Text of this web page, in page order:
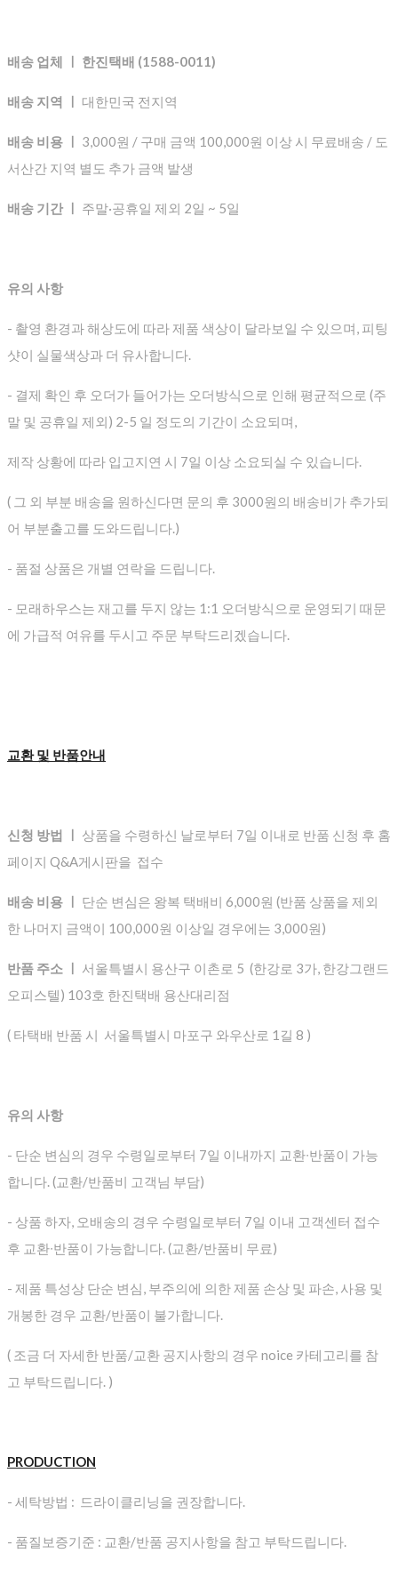
배송 업체 ㅣ 한진택배 (1588-0011)
배송 지역 ㅣ 대한민국 전지역
배송 비용 ㅣ 3,000원 / 구매 금액 100,000원 이상 시 무료배송 / 도
서산간 지역 별도 추가 금액 발생
배송 기간 ㅣ 주말·공휴일 제외 2일 ~ 5일
유의 사항
- 촬영 환경과 해상도에 따라 제품 색상이 달라보일 수 있으며, 피팅
샷이 실물색상과 더 유사합니다.
- 결제 확인 후 오더가 들어가는 오더방식으로 인해 평균적으로 (주
말 및 공휴일 제외) 2-5 일 정도의 기간이 소요되며,
제작 상황에 따라 입고지연 시 7일 이상 소요되실 수 있습니다.
( 그 외 부분 배송을 원하신다면 문의 후 3000원의 배송비가 추가되
어 부분출고를 도와드립니다.)
- 품절 상품은 개별 연락을 드립니다.
- 모래하우스는 재고를 두지 않는 1:1 오더방식으로 운영되기 때문
에 가급적 여유를 두시고 주문 부탁드리겠습니다.
교환 및 반품안내
신청 방법 ㅣ 상품을 수령하신 날로부터 7일 이내로 반품 신청 후 홈
페이지 Q&A게시판을 접수
배송 비용 ㅣ
단순 변심은 왕복 택배비 6,000원 (반품 상품을 제외
한 나머지 금액이 100,000원 이상일 경우에는 3,000원)
반품 주소 ㅣ 서울특별시 용산구 이촌로 5 (한강로 3가, 한강그랜드
오피스텔) 103호 한진택배 용산대리점
( 타택배 반품 시 서울특별시 마포구 와우산로 1길 8 )
유의 사항
- 단순 변심의 경우 수령일로부터 7일 이내까지 교환∙반품이 가능
합니다. (교환/반품비 고객님 부담)
- 상품 하자, 오배송의 경우 수령일로부터 7일 이내 고객센터 접수
후 교환∙반품이 가능합니다. (교환/반품비 무료)
- 제품 특성상 단순 변심, 부주의에 의한 제품 손상 및 파손, 사용 및
개봉한 경우 교환/반품이 불가합니다.
( 조금 더 자세한 반품/교환 공지사항의 경우 noice 카테고리를 참
고 부탁드립니다. )
PRODUCTION
- 세탁방법 : 드라이클리닝을 권장합니다.
- 품질보증기준 : 교환/반품 공지사항을 참고 부탁드립니다.